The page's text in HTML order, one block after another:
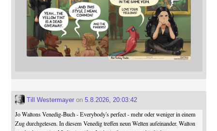
Till Westermayeron 5.8.2026, 20:03:42
Jo Waltons Venedig-Buch - Everybody's perfect - mehr oder weniger in einem
Zug durchgelesen. In diesem Venedig treffen neun Welten aufeinander. Walton